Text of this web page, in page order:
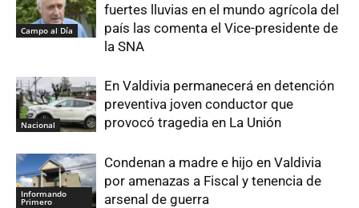
Campo al Día
fuertes lluvias en el mundo agrícola del
país las comenta el Vice-presidente de
la SNA
Nacional
En Valdivia permanecerá en detención
preventiva joven conductor que
provocó tragedia en La Unión
Informando
Primero
Condenan a madre e hijo en Valdivia
por amenazas a Fiscal y tenencia de
arsenal de guerra